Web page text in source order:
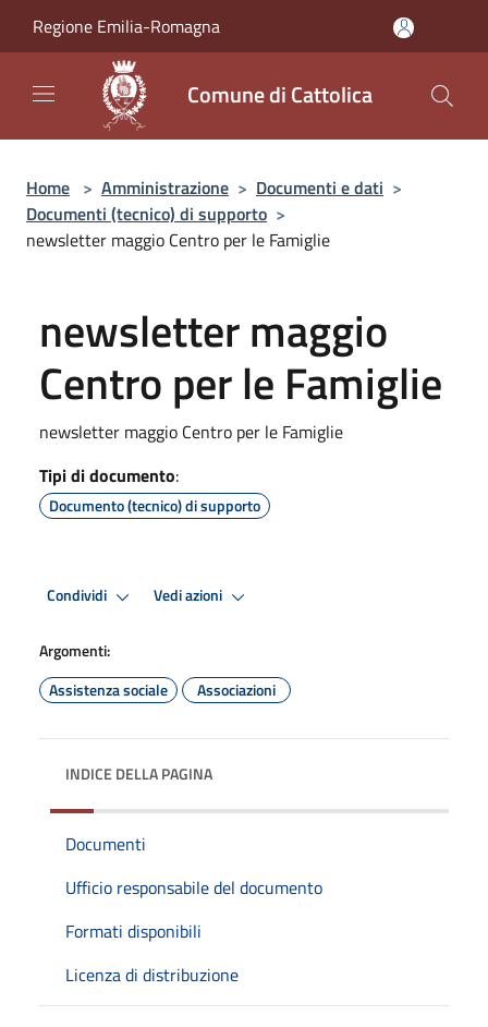
Regione Emilia-Romagna
Comune di Cattolica
Home > Amministrazione > Documenti e dati >
Documenti (tecnico) di supporto >
newsletter maggio Centro per le Famiglie
newsletter maggio
Centro per le Famiglie
newsletter maggio Centro per le Famiglie
Tipi di documento:
Documento (tecnico) di supporto
Condividi Vedi azioni
Argomenti:
Assistenza sociale
Associazioni
INDICE DELLA PAGINA
Documenti
Ufficio responsabile del documento
Formati disponibili
Licenza di distribuzione